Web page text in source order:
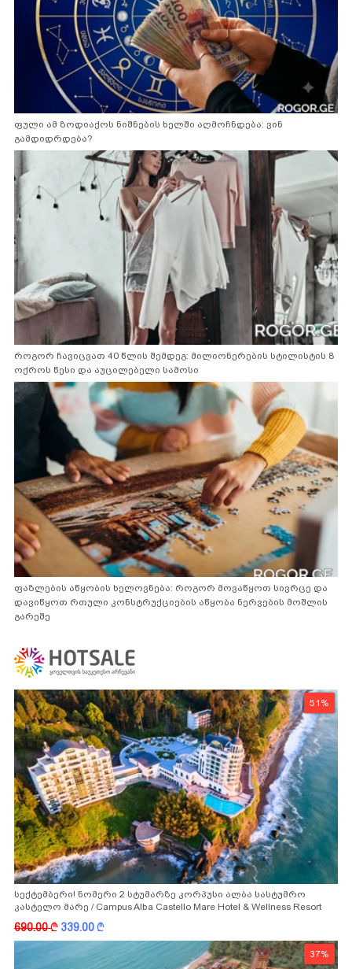
ფული ამ ზოდიაქოს ნიშნების ხელში აღმოჩნდება: ვინ
გამდიდრდება?
როგორ ჩავიცვათ 40 წლის შემდეგ: მილიონერების სტილისტის 8
ოქროს წესი და აუცილებელი სამოსი
ფაზლების აწყობის ხელოვნება: როგორ მოვაწყოთ სივრცე და
დავიწყოთ რთული კონსტრუქციების აწყობა ნერვების მოშლის
გარეშე
51%
სექტემბერი! ნომერი 2 სტუმარზე კორპუსი ალბა სასტუმრო
კასტელო მარე / Campus Alba Castello Mare Hotel & Wellness Resort
690.00k 339.00k
37%